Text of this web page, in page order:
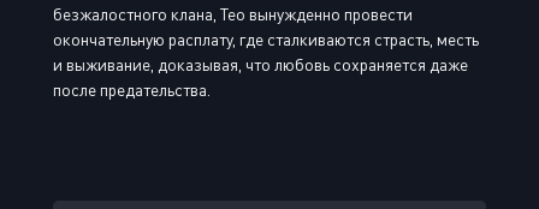
безжалостного клана, Тео вынужденно провести
окончательную расплату, где сталкиваются страсть, месть
и выживание, доказывая, что любовь сохраняется даже
после предательства.